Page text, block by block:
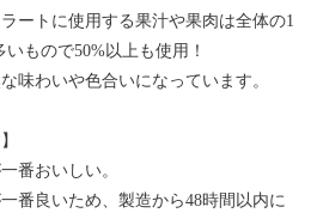
ートに使用する果汁や果肉は全体の1
もので50%以上も使用！
味わいや色合いになっています。
番おいしい。
番良いため、製造から48時間以内に